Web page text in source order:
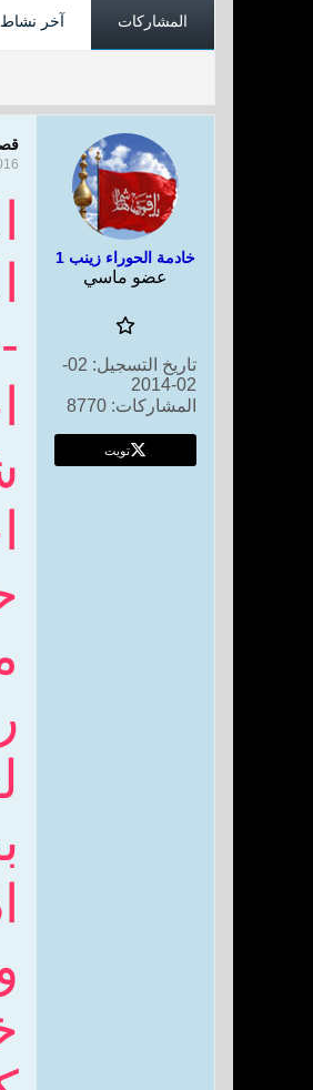
المشاركات آخر نشاط
خادمة الحوراء زينب 1
عضو ماسي
تاريخ التسجيل:
02-
02-2014
المشاركات: 8770
تويت
AM